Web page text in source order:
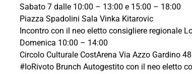
Sabato 7 dalle 10:00 – 13:00 e 15:00 – 18:00
Piazza Spadolini Sala Vinka Kitarovic
Incontro con il neo eletto consigliere regionale
Domenica 10:00 – 14:00
Circolo Culturale CostArena Via Azzo Gardino
#IoRivoto Brunch Autogestito con il neo eletto